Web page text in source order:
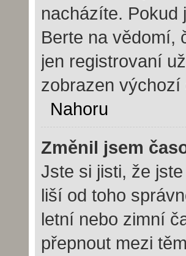
nacházíte. Pokud
Berte na vědomí,
jen registrovaní
zobrazen výchozí
Nahoru
Změnil jsem
Jste si jisti, že
liší od toho
letní nebo zimní
přepnout mezi